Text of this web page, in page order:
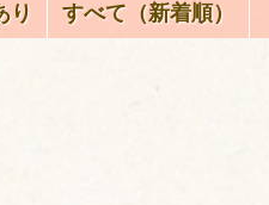
り すべて（新着順）